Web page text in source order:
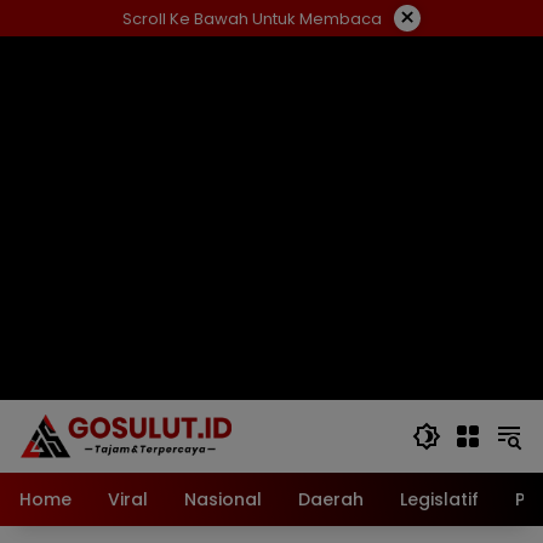
ke
Scroll Ke Bawah Untuk Membaca ×
Home Viral Nasional Daerah Legislatif